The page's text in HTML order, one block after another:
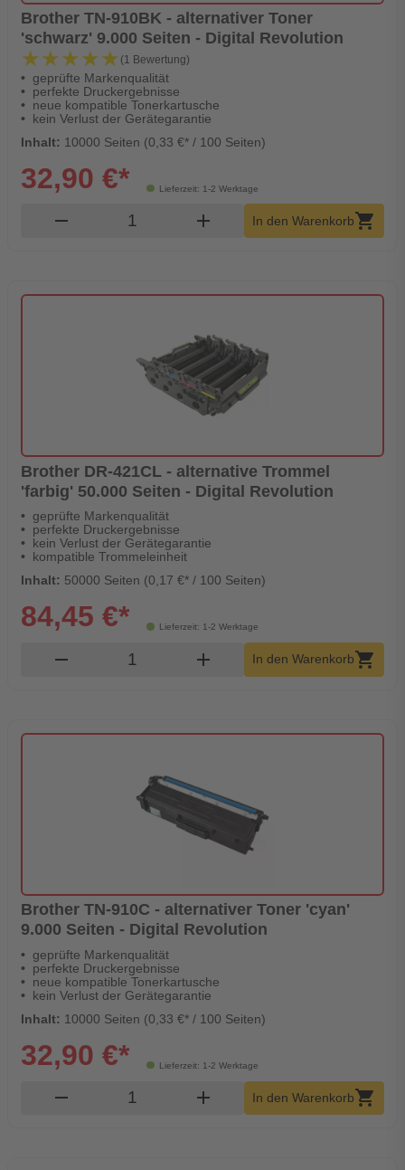
Brother TN-910BK - alternativer Toner
'schwarz' 9.000 Seiten - Digital Revolution
★★★★★
★★★★★ (1 Bewertung)
geprüfte Markenqualität
perfekte Druckergebnisse
neue kompatible Tonerkartusche
kein Verlust der Gerätegarantie
Inhalt: 10000 Seiten (0,33 €* / 100 Seiten)
Lieferzeit: 1-2 Werktage
32,90 €*
remove Produkt Warenkorb Menge
add In den Warenkorbshopping_cart
Brother DR-421CL - alternative Trommel
'farbig' 50.000 Seiten - Digital Revolution
geprüfte Markenqualität
perfekte Druckergebnisse
kein Verlust der Gerätegarantie
kompatible Trommeleinheit
Inhalt: 50000 Seiten (0,17 €* / 100 Seiten)
Lieferzeit: 1-2 Werktage
84,45 €*
remove Produkt Warenkorb Menge
add In den Warenkorbshopping_cart
Brother TN-910C - alternativer Toner 'cyan'
9.000 Seiten - Digital Revolution
geprüfte Markenqualität
perfekte Druckergebnisse
neue kompatible Tonerkartusche
kein Verlust der Gerätegarantie
Inhalt: 10000 Seiten (0,33 €* / 100 Seiten)
Lieferzeit: 1-2 Werktage
32,90 €*
remove Produkt Warenkorb Menge
add In den Warenkorb shopping_cart